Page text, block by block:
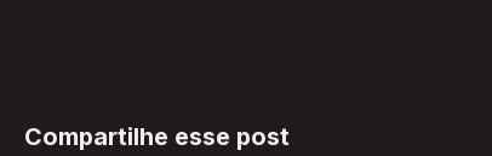
Compartilhe esse post